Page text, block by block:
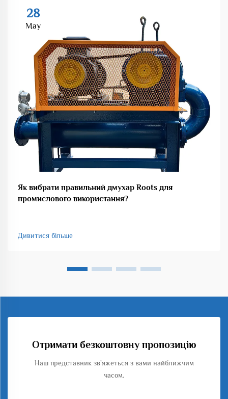
28
May
Як вибрати правильний дмухар Roots для
промислового використання?
Дивитися більше
Отримати безкоштовну пропозицію
Наш представник зв'яжеться з вами найближчим
часом.